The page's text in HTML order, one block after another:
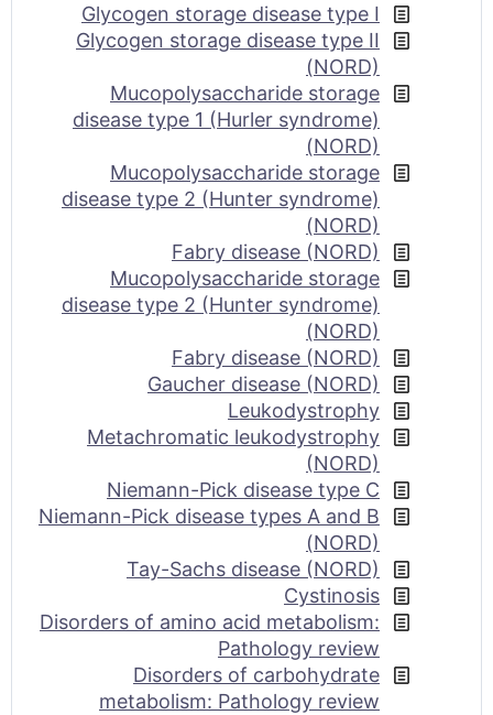
Glycogen storage disease type I
Glycogen storage disease type II
(NORD)
Mucopolysaccharide storage
disease type 1 (Hurler syndrome)
(NORD)
Mucopolysaccharide storage
disease type 2 (Hunter syndrome)
(NORD)
Fabry disease (NORD)
Mucopolysaccharide storage
disease type 2 (Hunter syndrome)
(NORD)
Fabry disease (NORD)
Gaucher disease (NORD)
Leukodystrophy
Metachromatic leukodystrophy
(NORD)
Niemann-Pick disease type C
Niemann-Pick disease types A and B
(NORD)
Tay-Sachs disease (NORD)
Cystinosis
Disorders of amino acid metabolism:
Pathology review
Disorders of carbohydrate
metabolism: Pathology review